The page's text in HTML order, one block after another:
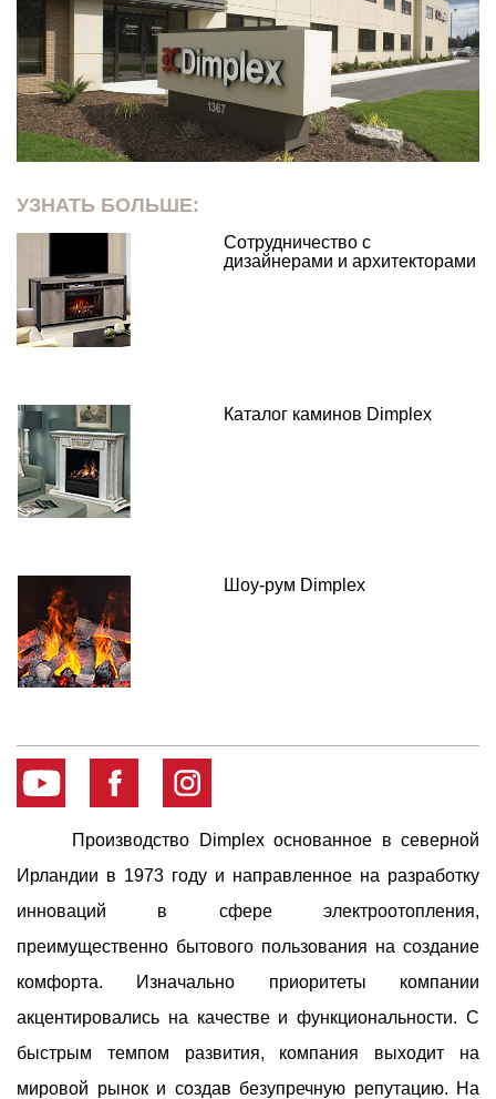
УЗНАТЬ БОЛЬШЕ:
Сотрудничество с
дизайнерами и архитекторами
Каталог каминов Dimplex
Шоу-рум Dimplex
Производство Dimplex основанное в северной
Ирландии в 1973 году и направленное на разработку
инноваций в сфере электроотопления,
преимущественно бытового пользования на создание
комфорта. Изначально приоритеты компании
акцентировались на качестве и функциональности. С
быстрым темпом развития, компания выходит на
мировой рынок и создав безупречную репутацию. На